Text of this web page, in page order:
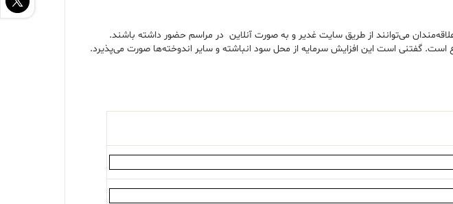
می‌توانند از طریق سایت غدیر و به صورت آنلاین در مراسم حضور داشته باشند.